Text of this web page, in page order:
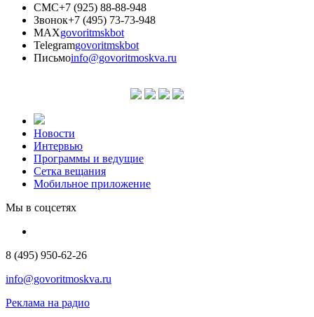
СМС+7 (925) 88-88-948
Звонок+7 (495) 73-73-948
MAXgovoritmskbot
Telegramgovoritmskbot
Письмоinfo@govoritmoskva.ru
Новости
Интервью
Программы и ведущие
Сетка вещания
Мобильное приложение
Мы в соцсетях
8 (495) 950-62-26
info@govoritmoskva.ru
Реклама на радио